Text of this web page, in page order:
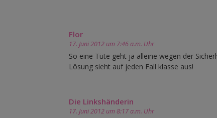
Flor
17. Juni 2012 um 7:46 a.m. Uhr
So eine Tüte geht ja alleine wegen der
Lösung sieht auf jeden Fall klasse aus!
Die Linkshänderin
17. Juni 2012 um 8:17 a.m. Uhr